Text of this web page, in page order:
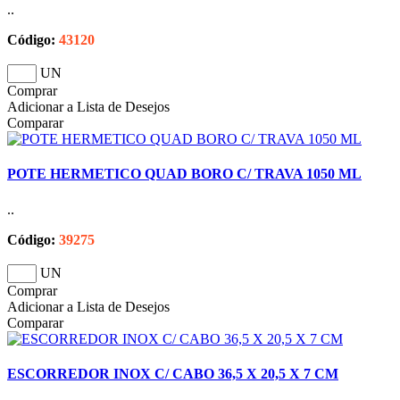
..
Código: 43120
UN
Comprar
Adicionar a Lista de Desejos
Comparar
POTE HERMETICO QUAD BORO C/ TRAVA 1050 ML
..
Código: 39275
UN
Comprar
Adicionar a Lista de Desejos
Comparar
ESCORREDOR INOX C/ CABO 36,5 X 20,5 X 7 CM